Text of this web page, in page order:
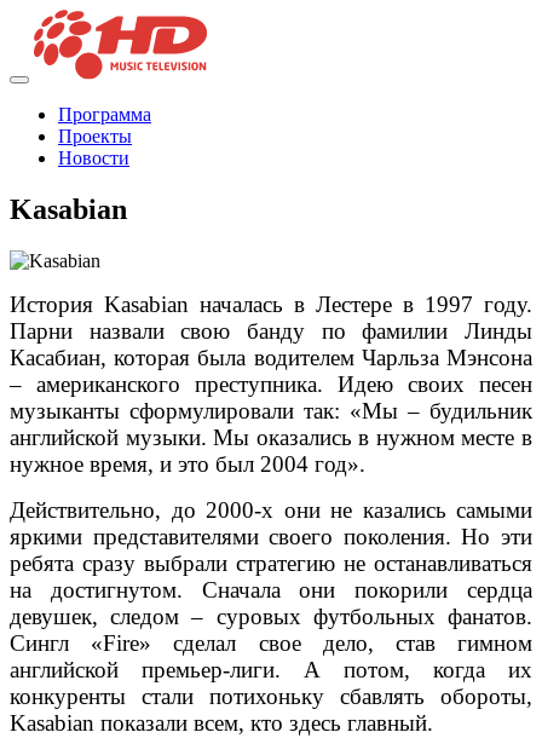
Программа
Проекты
Новости
Kasabian
История Kasabian началась в Лестере в 1997 году.
Парни назвали свою банду по фамилии Линды
Касабиан, которая была водителем Чарльза Мэнсона
– американского преступника. Идею своих песен
музыканты сформулировали так: «Мы – будильник
английской музыки. Мы оказались в нужном месте в
нужное время, и это был 2004 год».
Действительно, до 2000-х они не казались самыми
яркими представителями своего поколения. Но эти
ребята сразу выбрали стратегию не останавливаться
на достигнутом. Сначала они покорили сердца
девушек, следом – суровых футбольных фанатов.
Сингл «Fire» сделал свое дело, став гимном
английской премьер-лиги. А потом, когда их
конкуренты стали потихоньку сбавлять обороты,
Kasabian показали всем, кто здесь главный.